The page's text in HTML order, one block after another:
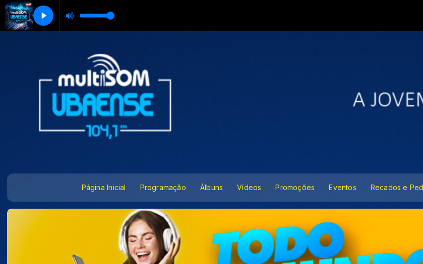
Página Inicial Programação Álbuns Vídeos Promoções Eventos Recados e